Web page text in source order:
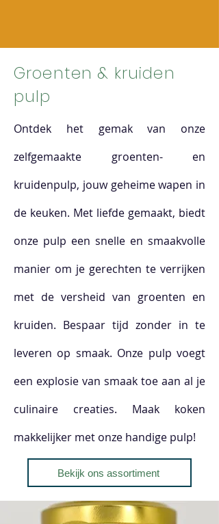
Groenten & kruiden
pulp
Ontdek het gemak van onze
zelfgemaakte groenten- en
kruidenpulp, jouw geheime wapen in
de keuken. Met liefde gemaakt, biedt
onze pulp een snelle en smaakvolle
manier om je gerechten te verrijken
met de versheid van groenten en
kruiden. Bespaar tijd zonder in te
leveren op smaak. Onze pulp voegt
een explosie van smaak toe aan al je
culinaire creaties. Maak koken
makkelijker met onze handige pulp!
Bekijk ons assortiment